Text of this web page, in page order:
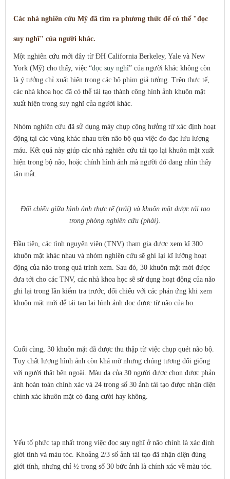
Các nhà nghiên cứu Mỹ đã tìm ra phương thức để có thể "đọc
suy nghĩ" của người khác.
Một nghiên cứu mới đây từ ĐH California Berkeley, Yale và New
York (Mỹ) cho thấy, việc “đọc suy nghĩ” của người khác không còn
là ý tưởng chỉ xuất hiện trong các bộ phim giả tưởng. Trên thực tế,
các nhà khoa học đã có thể tái tạo thành công hình ảnh khuôn mặt
xuất hiện trong suy nghĩ của người khác.
Nhóm nghiên cứu đã sử dụng máy chụp cộng hưởng từ xác định hoạt
động tại các vùng khác nhau trên não bộ qua việc đo đạc lưu lượng
máu. Kết quả này giúp các nhà nghiên cứu tái tạo lại khuôn mặt xuất
hiện trong bộ não, hoặc chính hình ảnh mà người đó đang nhìn thấy
tận mắt.
Đối chiếu giữa hình ảnh thực tế (trái) và khuôn mặt được tái tạo
trong phòng nghiên cứu (phải).
Đầu tiên, các tình nguyện viên (TNV) tham gia được xem kĩ 300
khuôn mặt khác nhau và nhóm nghiên cứu sẽ ghi lại kĩ lưỡng hoạt
động của não trong quá trình xem. Sau đó, 30 khuôn mặt mới được
đưa tới cho các TNV, các nhà khoa học sẽ sử dụng hoạt động của não
ghi lại trong lần kiểm tra trước, đối chiếu với các phản ứng khi xem
khuôn mặt mới để tái tạo lại hình ảnh đọc được từ não của họ.
Cuối cùng, 30 khuôn mặt đã được thu thập từ việc chụp quét não bộ.
Tuy chất lượng hình ảnh còn khá mờ nhưng chúng tương đối giống
với người thật bên ngoài. Màu da của 30 người được chọn được phản
ánh hoàn toàn chính xác và 24 trong số 30 ảnh tái tạo được nhận diện
chính xác khuôn mặt có đang cười hay không.
Yếu tố phức tạp nhất trong việc đọc suy nghĩ ở não chính là xác định
giới tính và màu tóc. Khoảng 2/3 số ảnh tái tạo đã nhận diện đúng
giới tính, nhưng chỉ ½ trong số 30 bức ảnh là chính xác về màu tóc.